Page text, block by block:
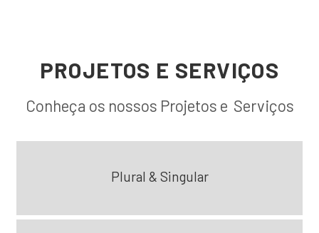
PROJETOS E SERVIÇOS
Conheça os nossos Projetos e Serviços
Plural & Singular